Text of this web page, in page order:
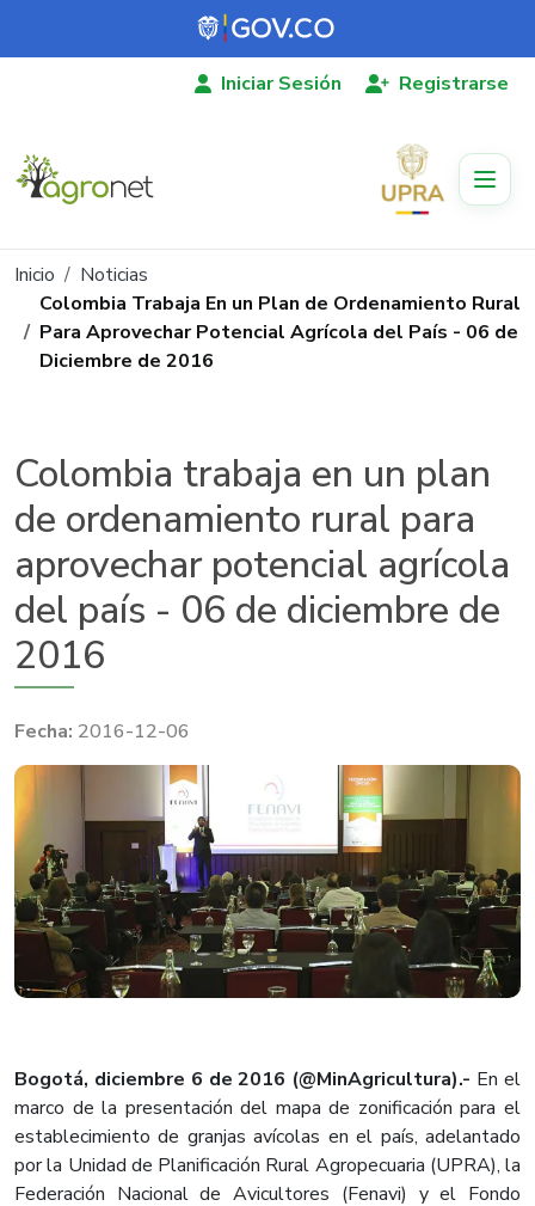
Pasar al contenido principal
Iniciar Sesión Registrarse
Ruta de navegación
Inicio
Noticias
Colombia Trabaja En un Plan de Ordenamiento Rural
Para Aprovechar Potencial Agrícola del País - 06 de
Diciembre de 2016
Colombia trabaja en un plan
de ordenamiento rural para
aprovechar potencial agrícola
del país - 06 de diciembre de
2016
2016-12-06
Bogotá, diciembre 6 de 2016 (@MinAgricultura).- En el
marco de la presentación del mapa de zonificación para el
establecimiento de granjas avícolas en el país, adelantado
por la Unidad de Planificación Rural Agropecuaria (UPRA), la
Federación Nacional de Avicultores (Fenavi) y el Fondo